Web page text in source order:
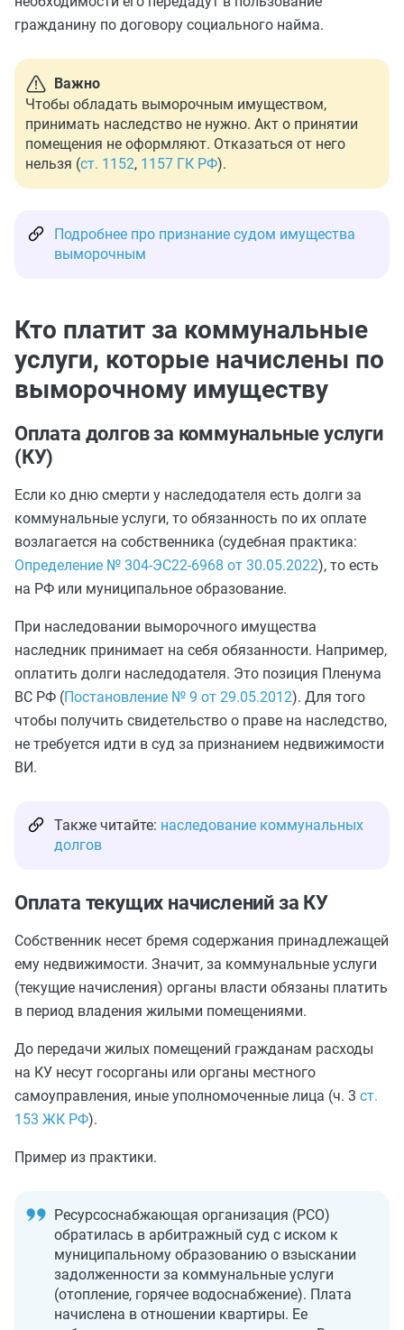
гражданину по договору социального найма.
Важно
Чтобы обладать выморочным имуществом,
принимать наследство не нужно. Акт о принятии
помещения не оформляют. Отказаться от него
нельзя (ст. 1152, 1157 ГК РФ).
Подробнее про признание судом имущества
выморочным
Кто платит за коммунальные
услуги, которые начислены по
выморочному имуществу
Оплата долгов за коммунальные услуги
(КУ)
Если ко дню смерти у наследодателя есть долги за
коммунальные услуги, то обязанность по их оплате
возлагается на собственника (судебная практика:
Определение № 304-ЭС22-6968 от 30.05.2022), то есть
на РФ или муниципальное образование.
При наследовании выморочного имущества
наследник принимает на себя обязанности. Например,
оплатить долги наследодателя. Это позиция Пленума
ВС РФ (Постановление № 9 от 29.05.2012). Для того
чтобы получить свидетельство о праве на наследство,
не требуется идти в суд за признанием недвижимости
ВИ.
Также читайте: наследование коммунальных
долгов
Оплата текущих начислений за КУ
Собственник несет бремя содержания принадлежащей
ему недвижимости. Значит, за коммунальные услуги
(текущие начисления) органы власти обязаны платить
в период владения жилыми помещениями.
До передачи жилых помещений гражданам расходы
на КУ несут госорганы или органы местного
самоуправления, иные уполномоченные лица (ч. 3 ст.
153 ЖК РФ).
Пример из практики.
Ресурсоснабжающая организация (РСО)
обратилась в арбитражный суд с иском к
муниципальному образованию о взыскании
задолженности за коммунальные услуги
(отопление, горячее водоснабжение). Плата
начислена в отношении квартиры. Ее